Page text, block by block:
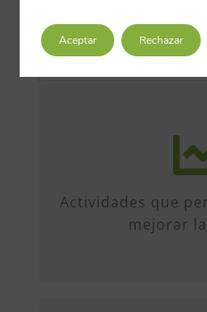
Actividades que
mejorar
Más de 50
formato
Aceptar Rechazar